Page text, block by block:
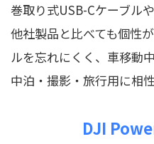
巻取り式USB-Cケーブル
他社製品と比べても個性
ルを忘れにくく、車移動
中泊・撮影・旅行用に相性
DJI